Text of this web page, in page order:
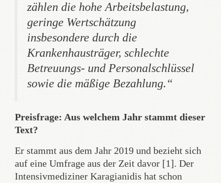
zählen die hohe Arbeitsbelastung,
geringe Wertschätzung
insbesondere durch die
Krankenhausträger, schlechte
Betreuungs- und Personalschlüssel
sowie die mäßige Bezahlung.“
Preisfrage: Aus welchem Jahr stammt dieser
Text?
Er stammt aus dem Jahr 2019 und bezieht sich
auf eine Umfrage aus der Zeit davor [1]. Der
Intensivmediziner Karagianidis hat schon